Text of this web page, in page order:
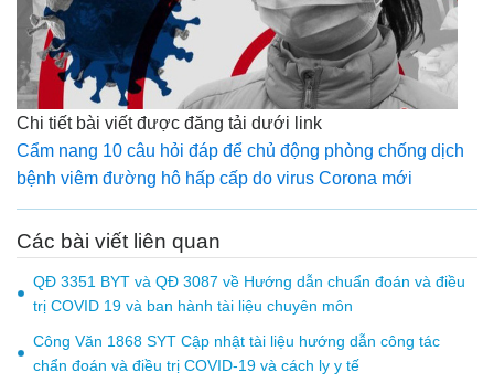
Chi tiết bài viết được đăng tải dưới link
Cẩm nang 10 câu hỏi đáp để chủ động phòng chống dịch
bệnh viêm đường hô hấp cấp do virus Corona mới
Các bài viết liên quan
QĐ 3351 BYT và QĐ 3087 về Hướng dẫn chuẩn đoán và điều
trị COVID 19 và ban hành tài liệu chuyên môn
Công Văn 1868 SYT Cập nhật tài liệu hướng dẫn công tác
chẩn đoán và điều trị COVID-19 và cách ly y tế